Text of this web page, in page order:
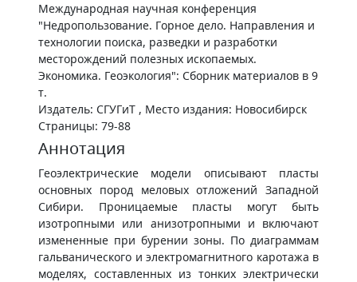
Международная научная конференция
"Недропользование. Горное дело. Направления и
технологии поиска, разведки и разработки
месторождений полезных ископаемых.
Экономика. Геоэкология": Сборник материалов в 9
т.
Издатель: СГУГиТ , Место издания: Новосибирск
Страницы: 79-88
Аннотация
Геоэлектрические модели описывают пласты
основных пород меловых отложений Западной
Сибири. Проницаемые пласты могут быть
изотропными или анизотропными и включают
измененные при бурении зоны. По диаграммам
гальванического и электромагнитного каротажа в
моделях, составленных из тонких электрически